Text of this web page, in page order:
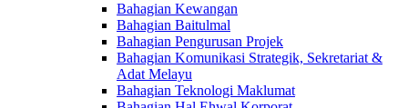
Bahagian Kewangan
Bahagian Baitulmal
Bahagian Pengurusan Projek
Bahagian Komunikasi Strategik, Sekretariat &
Adat Melayu
Bahagian Teknologi Maklumat